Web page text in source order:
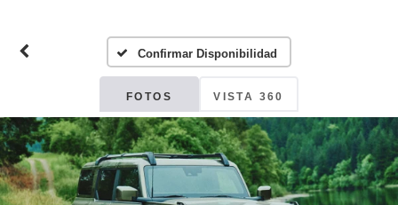
Confirmar Disponibilidad
FOTOS VISTA 360